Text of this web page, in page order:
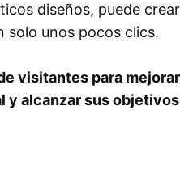
diseños, puede crear
solo unos pocos clics.
visitantes para mejorar
y alcanzar sus objetivos